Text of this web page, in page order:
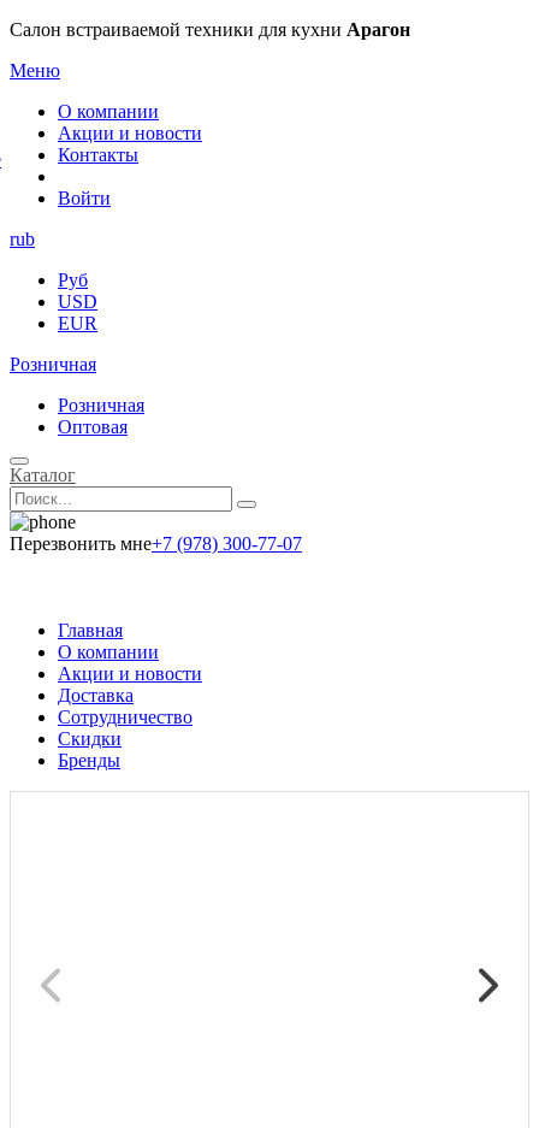
Салон встраиваемой техники для кухни Арагон
Меню
О компании
Акции и новости
Контакты
Войти
rub
Руб
USD
EUR
Розничная
Розничная
Оптовая
Каталог
Перезвонить мне+7 (978) 300-77-07
Главная
О компании
Акции и новости
Доставка
Сотрудничество
Скидки
Бренды